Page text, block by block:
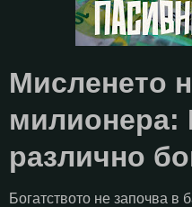
Мисленето
милионера:
различно
Богатството не започва в